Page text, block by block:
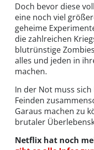
Doch bevor diese
eine noch viel
geheime
die zahlreichen
blutrünstige
alles und jeden in
machen.
In der Not muss
Feinden
Garaus machen zu
brutaler
Netflix hat noch